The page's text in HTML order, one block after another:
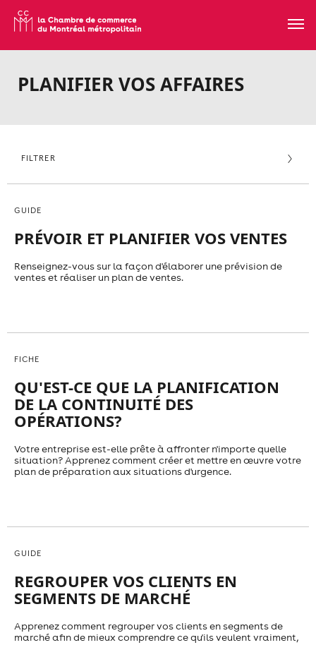
PLANIFIER VOS AFFAIRES
FILTRER
GUIDE
PRÉVOIR ET PLANIFIER VOS VENTES
Renseignez-vous sur la façon d'élaborer une prévision de
ventes et réaliser un plan de ventes.
FICHE
QU'EST-CE QUE LA PLANIFICATION
DE LA CONTINUITÉ DES
OPÉRATIONS?
Votre entreprise est-elle prête à affronter n'importe quelle
situation? Apprenez comment créer et mettre en œuvre votre
plan de préparation aux situations d'urgence.
GUIDE
REGROUPER VOS CLIENTS EN
SEGMENTS DE MARCHÉ
Apprenez comment regrouper vos clients en segments de
marché afin de mieux comprendre ce qu'ils veulent vraiment,